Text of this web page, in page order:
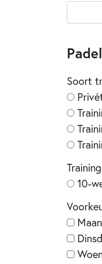
Soort
10-